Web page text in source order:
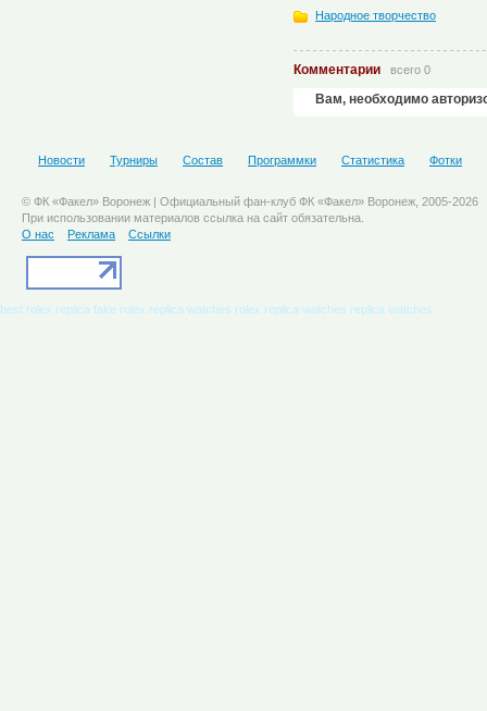
Народное творчество
Комментарии всего 0
Вам, необходимо
Новости Турниры Состав Программки Статистика Фотки
© ФК «Факел» Воронеж | Официальный фан-клуб ФК «Факел» Воронеж, 2005-2026
При использовании материалов ссылка на сайт обязательна.
О нас
Реклама Ссылки
best rolex replica fake rolex replica watches rolex replica watches replica watches